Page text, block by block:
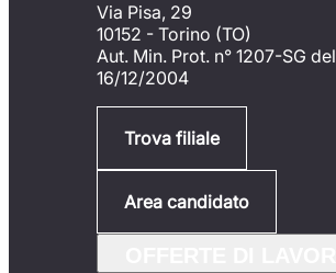
Via Pisa, 29
10152 - Torino (TO)
Aut. Min. Prot. n° 1207-SG del
16/12/2004
Trova filiale
Area candidato